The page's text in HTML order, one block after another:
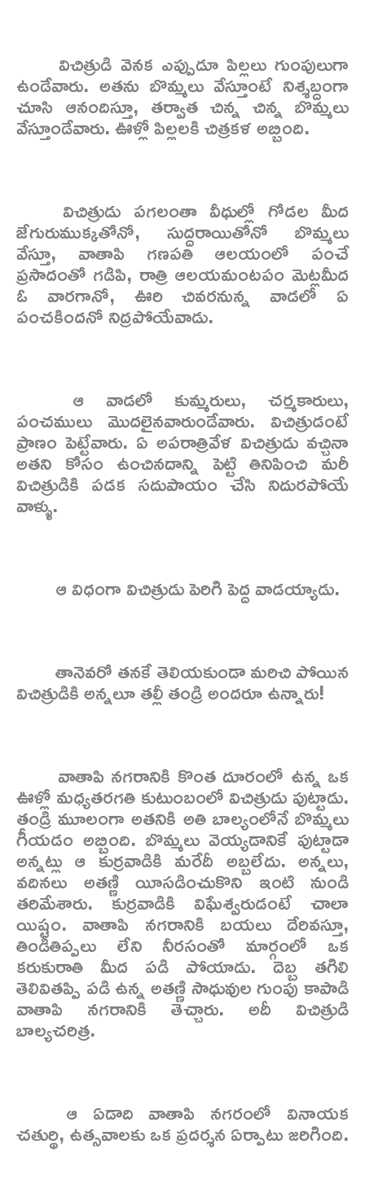
విచిత్రుడి వెనక ఎప్పుడూ పిల్లలు గుంపులుగా
ఉండేవారు. అతను బొమ్మలు వేస్తూంటే నిశ్శబ్దంగా
చూసి ఆనందిస్తూ, తర్వాత చిన్న చిన్న బొమ్మలు
వేస్తూండేవారు. ఊళ్లో పిల్లలకి చిత్రకళ అబ్బింది.
విచిత్రుడు పగలంతా వీధుల్లో గోడల మీద
జేగురుముక్కతోనో, సుద్దరాయితోనో బొమ్మలు
వేస్తూ, వాతాపి గణపతి ఆలయంలో పంచే
ప్రసాదంతో గడిపి, రాత్రి ఆలయమంటపం మెట్లమీద
ఓ వారగానో, ఊరి చివరనున్న వాడలో ఏ
పంచకిందనో నిద్రపోయేవాడు.
ఆ వాడలో కుమ్మరులు, చర్మకారులు,
పంచములు మొదలైనవారుండేవారు. విచిత్రుడంటే
ప్రాణం పెట్టేవారు. ఏ అపరాత్రివేళ విచిత్రుడు వచ్చినా
అతని కోసం ఉంచినదాన్ని పెట్టి తినిపించి మరీ
విచిత్రుడికి పడక సదుపాయం చేసి నిదురపోయే
వాళ్ళు.
ఆ విధంగా విచిత్రుడు పెరిగి పెద్ద వాడయ్యాడు.
తానెవరో తనకే తెలియకుండా మరిచి పోయిన
విచిత్రుడికి అన్నలూ తల్లీ తండ్రి అందరూ ఉన్నారు!
వాతాపి నగరానికి కొంత దూరంలో ఉన్న ఒక
ఊళ్లో మధ్యతరగతి కుటుంబంలో విచిత్రుడు పుట్టాడు.
తండ్రి మూలంగా అతనికి అతి బాల్యంలోనే బొమ్మలు
గీయడం అబ్బింది. బొమ్మలు వెయ్యడానికే పుట్టాడా
అన్నట్లు ఆ కుర్రవాడికి మరేదీ అబ్బలేదు. అన్నలు,
వదినలు అతణ్ణి యీసడించుకొని ఇంటి నుండి
తరిమేశారు. కుర్రవాడికి విఘేశ్వరుడంటే చాలా
యిష్టం. వాతాపి నగరానికి బయలు దేరివస్తూ,
తిండీతిప్పలు లేని నీరసంతో మార్గంలో ఒక
కరుకురాతి మీద పడి పోయాడు. దెబ్బ తగిలి
తెలివితప్పి పడి ఉన్న అతణ్ణి సాధువుల గుంపు కాపాడి
వాతాపి నగరానికి తెచ్చారు. అదీ విచిత్రుడి
బాల్యచరిత్ర.
ఆ ఏడాది వాతాపి నగరంలో వినాయక
చతుర్థి, ఉత్సవాలకు ఒక ప్రదర్శన ఏర్పాటు జరిగింది.